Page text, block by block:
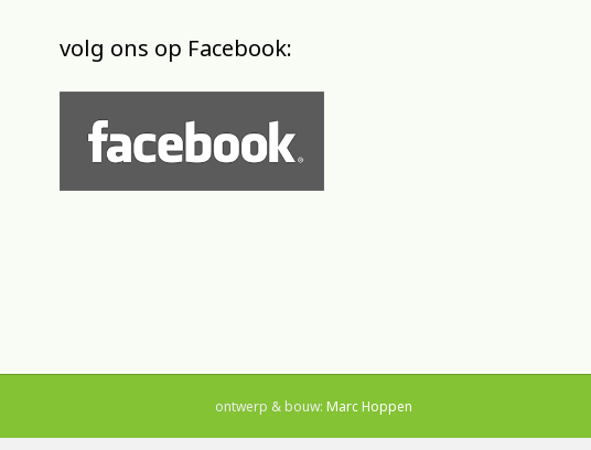
volg ons op Facebook:
ontwerp & bouw: Marc Hoppen